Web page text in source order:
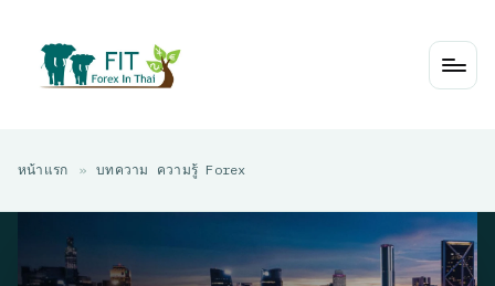
หน้าแรก » บทความ ความรู้ Forex